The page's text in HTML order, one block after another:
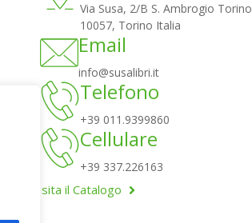
Via Susa, 2/B S. Ambrogio Torino
10057, Torino Italia
Email
info@susalibri.it
Telefono
+39 011.9399860
Cellulare
+39 337.226163
Visita il Catalogo